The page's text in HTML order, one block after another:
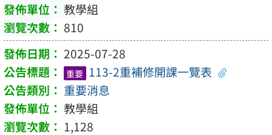
教學組
810
2025-07-28
重要 113-2重補修開課一覽表
重要消息
教學組
1,128